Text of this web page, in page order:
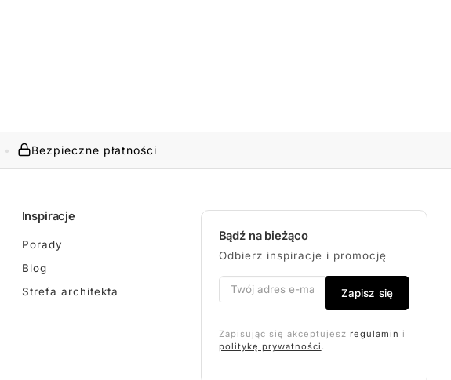
• Bezpieczne płatności
Inspiracje
Porady
Blog
Strefa architekta
Bądź na bieżąco
Odbierz inspiracje i promocję
Zapisz się
Zapisując się akceptujesz regulamin i
politykę prywatności .